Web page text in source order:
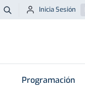
Buscar
Inicia Sesión
Programación